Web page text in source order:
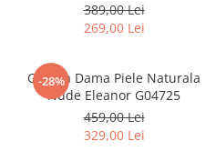
389,00 Lei
269,00 Lei
-28%
Geanta Dama Piele Naturala
Nude Eleanor G04725
459,00 Lei
329,00 Lei